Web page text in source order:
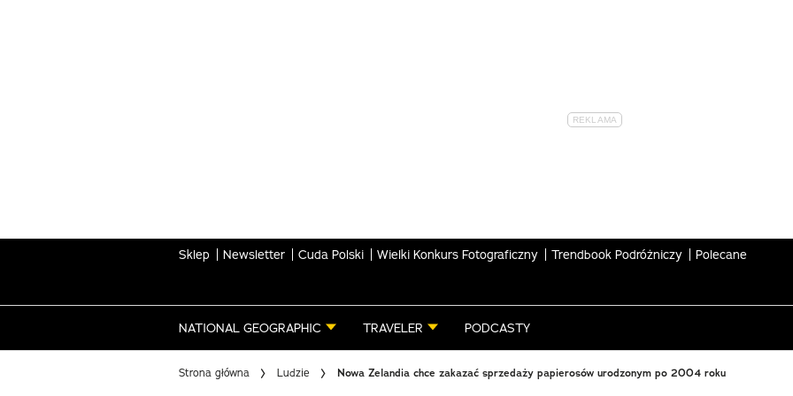
Sklep Newsletter Cuda Polski Wielki Konkurs Fotograficzny Trendbook Podróżniczy Polecane
NATIONAL GEOGRAPHIC TRAVELER PODCASTY
Strona główna Ludzie Nowa Zelandia chce zakazać sprzedaży papierosów urodzonym po 2004 roku